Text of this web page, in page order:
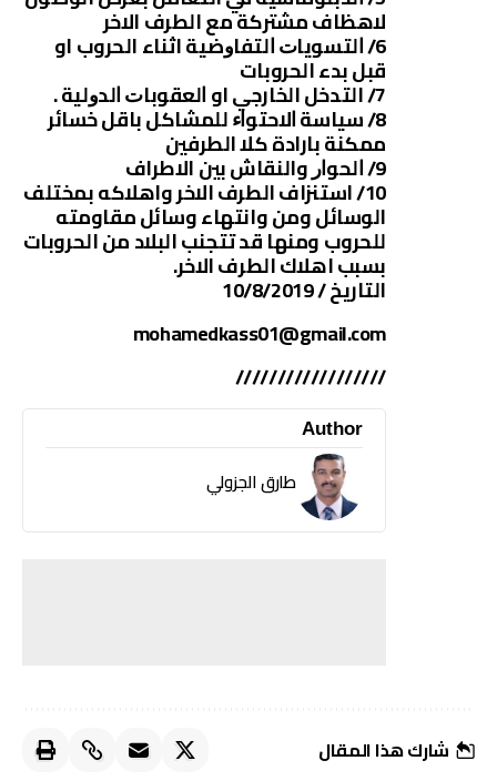
لاهظاف مشتركة مع الطرف الاخر
6/ ﺍﻟﺘﺴﻮﻳﺎﺕ ﺍﻟﺘﻔﺎﻭﺿﻴﺔ اثناء الحروب او
قبل بدء الحروبات
7/ التدخل الخارجي او ﺍﻟﻌﻘﻮﺑﺎﺕ ﺍﻟﺪﻭﻟﻴﺔ .
8/ ﺳﻴﺎﺳﺔ ﺍﻻﺣﺘﻮﺍﺀ للمشاكل باقل خسائر
ممكنة بارادة كلا الطرفين
9/ ﺍﻟﺤﻮﺍﺭ والنقاش بين الاطراف
10/ استنزاف الطرف الاخر واهلاكه بمختلف
الوسائل ومن وانتهاء وسائل مقاومته
للحروب ومنها قد تتجنب البلاد من الحروبات
بسبب اهلاك الطرف الاخر.
التاريخ / 10/8/2019
mohamedkass01@gmail.com
//////////////////
Author
طارق الجزولي
شارك هذا المقال